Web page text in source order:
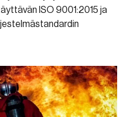
ISO 9001:2015 ja